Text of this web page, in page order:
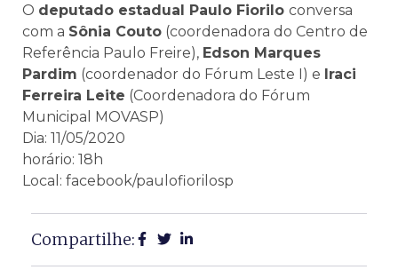
O deputado estadual Paulo Fiorilo conversa
com a Sônia Couto (coordenadora do Centro de
Referência Paulo Freire), Edson Marques
Pardim (coordenador do Fórum Leste I) e Iraci
Ferreira Leite (Coordenadora do Fórum
Municipal MOVASP)
Dia: 11/05/2020
horário: 18h
Local: facebook/paulofiorilosp
Compartilhe: